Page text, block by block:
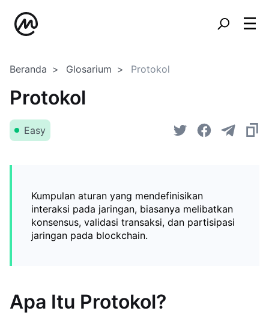
Beranda Glosarium Protokol
Protokol
Easy
Kumpulan aturan yang mendefinisikan
interaksi pada jaringan, biasanya melibatkan
konsensus, validasi transaksi, dan partisipasi
jaringan pada blockchain.
Apa Itu Protokol?